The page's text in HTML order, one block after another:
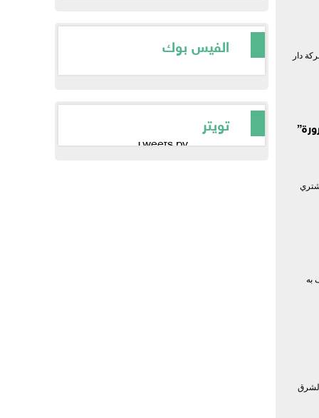
دار
به
الفيس بوك
تويتر
Tweets by